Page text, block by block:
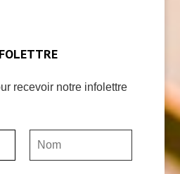
recevoir notre infolettre